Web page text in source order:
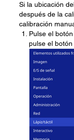
Si la ubicación
después de la
calibración
Pulse el botón
pulse el botón